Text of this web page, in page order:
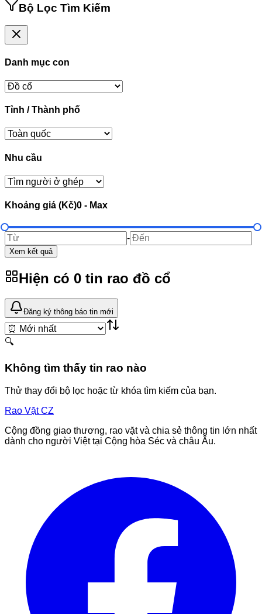
Bộ Lọc Tìm Kiếm
Danh mục con
Tỉnh / Thành phố
Nhu cầu
Khoảng giá (Kč)0 - Max
-
Xem kết quả
Hiện có 0 tin rao đồ cổ
Đăng ký thông báo tin mới
🔍
Không tìm thấy tin rao nào
Thử thay đổi bộ lọc hoặc từ khóa tìm kiếm của bạn.
Rao VặtCZ
Cộng đồng giao thương, rao vặt và chia sẻ thông tin lớn nhất
dành cho người Việt tại Cộng hòa Séc và châu Âu.